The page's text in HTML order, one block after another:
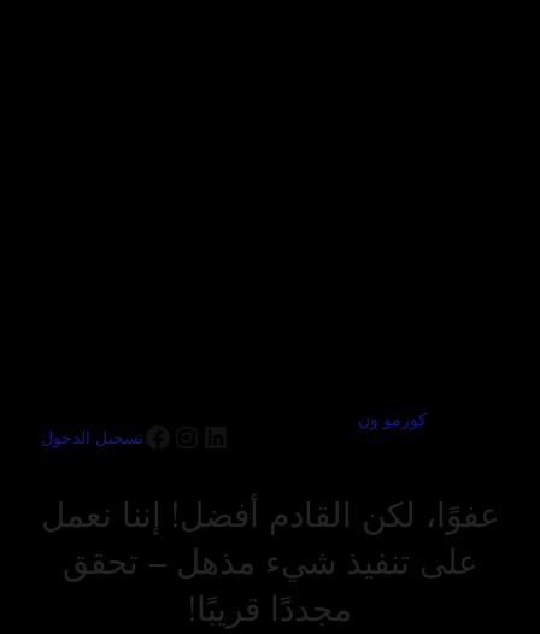
كوزمو ون
تسجيل الدخول
عفوًا، لكن القادم أفضل! إننا نعمل
على تنفيذ شيء مذهل – تحقق
مجددًا قريبًا!